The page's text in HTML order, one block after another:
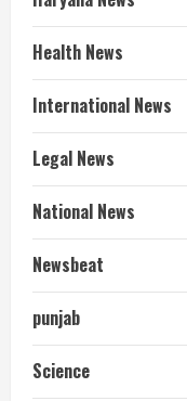
Health News
International News
Legal News
National News
Newsbeat
punjab
Science